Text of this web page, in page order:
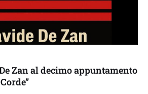
Zan al decimo appuntamento